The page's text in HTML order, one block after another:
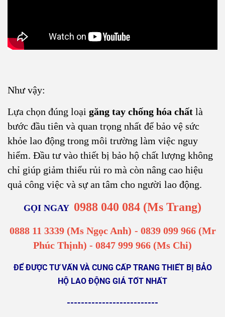
Như vậy:
Lựa chọn đúng loại găng tay chống hóa chất là
bước đầu tiên và quan trọng nhất để bảo vệ sức
khỏe lao động trong môi trường làm việc nguy
hiểm. Đầu tư vào thiết bị bảo hộ chất lượng không
chỉ giúp giảm thiểu rủi ro mà còn nâng cao hiệu
quả công việc và sự an tâm cho người lao động.
GỌI NGAY 0988 040 084 (Ms Trang)
0888 11 3339 (Ms Ngọc Anh) - 0839 099 966(Mr
Phúc Thịnh) - 0847 999 966 (Ms Chi)
ĐỂ ĐƯỢC TƯ VẤN VÀ CUNG CẤP TRANG THIẾT BỊ BẢO
HỘ LAO ĐỘNG GIÁ TỐT NHẤT
--------------------------